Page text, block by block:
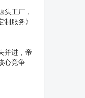
头工厂，
制服务》
并进，帝
心竞争